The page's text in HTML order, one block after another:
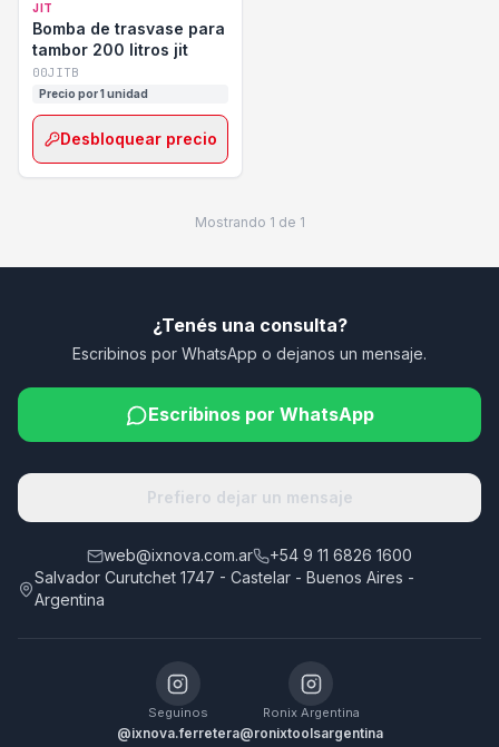
JIT
Bomba de trasvase para
tambor 200 litros jit
00JITB
Precio por 1 unidad
Desbloquear precio
Mostrando 1 de 1
¿Tenés una consulta?
Escribinos por WhatsApp o dejanos un mensaje.
Escribinos por WhatsApp
Prefiero dejar un mensaje
web@ixnova.com.ar
+54 9 11 6826 1600
Salvador Curutchet 1747 - Castelar - Buenos Aires -
Argentina
Seguinos
@ixnova.ferretera
Ronix Argentina
@ronixtoolsargentina